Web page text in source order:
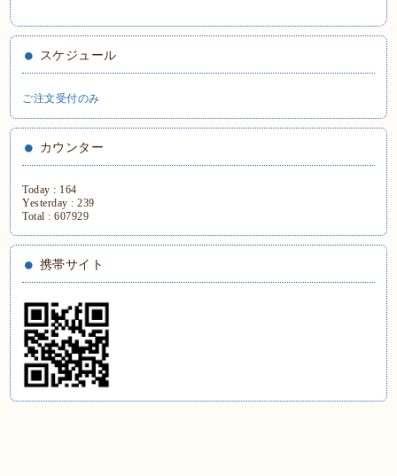
スケジュール
ご注文受付のみ
カウンター
Today : 164
Yesterday :239
Total :607929
携帯サイト